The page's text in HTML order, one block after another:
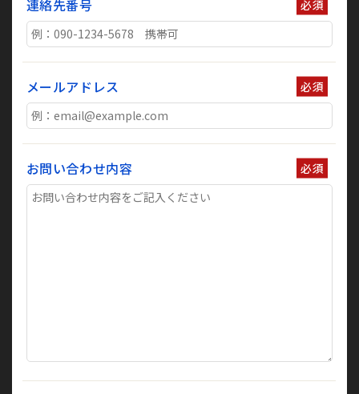
連絡先番号 必須
メールアドレス 必須
お問い合わせ内容 必須